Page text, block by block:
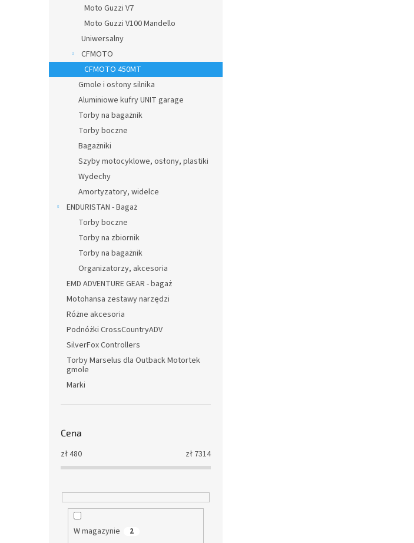
Moto Guzzi V7
Moto Guzzi V100 Mandello
Uniwersalny
CFMOTO
CFMOTO 450MT
Gmole i osłony silnika
Aluminiowe kufry UNIT garage
Torby na bagażnik
Torby boczne
Bagażniki
Szyby motocyklowe, osłony, plastiki
Wydechy
Amortyzatory, widelce
ENDURISTAN - Bagaż
Torby boczne
Torby na zbiornik
Torby na bagażnik
Organizatorzy, akcesoria
EMD ADVENTURE GEAR - bagaż
Motohansa zestawy narzędzi
Różne akcesoria
Podnóżki CrossCountryADV
SilverFox Controllers
Torby Marselus dla Outback Motortek
gmole
Marki
Cena
zł480 zł 7314
W magazynie 2